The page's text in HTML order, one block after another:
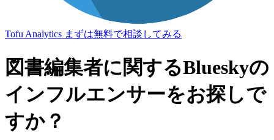
Tofu Analytics まずは無料で相談してみる
図書編集者に関するBlueskyの
インフルエンサーをお探しで
すか？